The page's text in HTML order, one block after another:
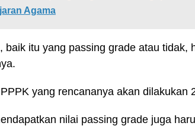
Agama
baik itu yang passing grade atau tidak,
yang rencananya akan dilakukan
nilai passing grade juga